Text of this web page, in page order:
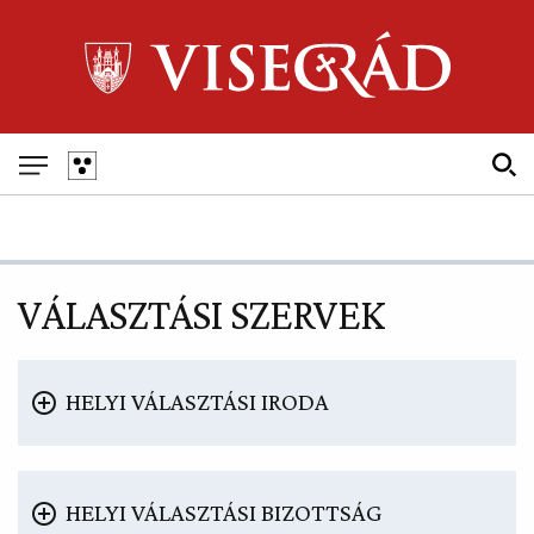
navigáció
VÁLASZTÁSI SZERVEK
HELYI VÁLASZTÁSI IRODA
László
HELYI VÁLASZTÁSI BIZOTTSÁG